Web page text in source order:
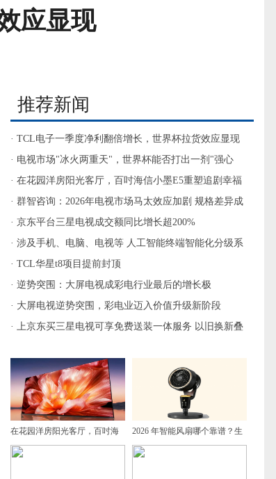
应显现
推荐新闻
· TCL电子一季度净利翻倍增长，世界杯拉货效应显现
· 电视市场"冰火两重天"，世界杯能否打出一剂"强心
针"？
· 在花园洋房阳光客厅，百吋海信小墨E5重塑追剧幸福
感
· 群智咨询：2026年电视市场马太效应加剧 规格差异成
破局抓手
· 京东平台三星电视成交额同比增长超200%
· 涉及手机、电脑、电视等 人工智能终端智能化分级系
列国标发布
· TCL华星t8项目提前封顶
· 逆势突围：大屏电视成彩电行业最后的增长极
· 大屏电视逆势突围，彩电业迈入价值升级新阶段
· 上京东买三星电视可享免费送装一体服务 以旧换新叠
在花园洋房阳光客厅，百吋海
信小墨E5重塑追剧幸福感
2026 年智能风扇哪个靠谱？生
态联动远程操控，居家省心不